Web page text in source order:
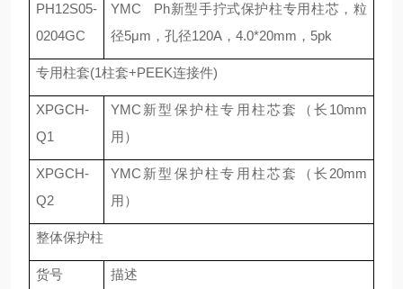
PH12S05-
0204GC
YMC Ph新型手拧式保护柱专用柱芯，粒
径5μm ，孔径120A ， 4.0*20mm ， 5pk
专用柱套(1柱套+PEEK连接件)
XPGCH-
Q1
YMC 新型保护柱专用柱芯套（长 10mm
用）
XPGCH-
Q2
YMC 新型保护柱专用柱芯套（长 20mm
用）
整体保护柱
货号 描述